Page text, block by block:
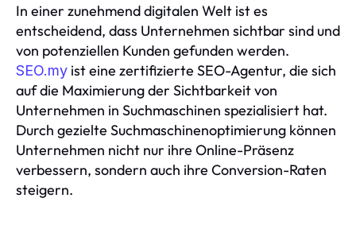
In einer zunehmend digitalen Welt ist es
entscheidend, dass Unternehmen sichtbar sind und
von potenziellen Kunden gefunden werden.
SEO.my ist eine zertifizierte SEO-Agentur, die sich
auf die Maximierung der Sichtbarkeit von
Unternehmen in Suchmaschinen spezialisiert hat.
Durch gezielte Suchmaschinenoptimierung können
Unternehmen nicht nur ihre Online-Präsenz
verbessern, sondern auch ihre Conversion-Raten
steigern.